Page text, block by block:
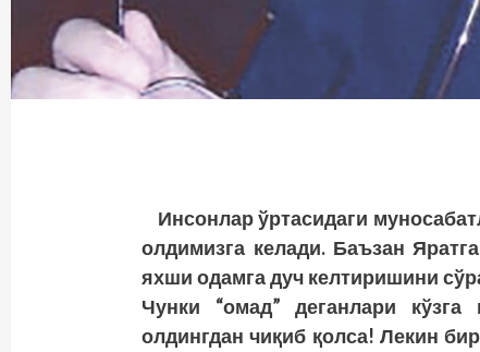
Инсонлар ўртасидаги
олдимизга келади. Баъзан
яхши одамга дуч келтиришини
Чунки “омад” деганлари
олдингдан чиқиб қолса! Лекин